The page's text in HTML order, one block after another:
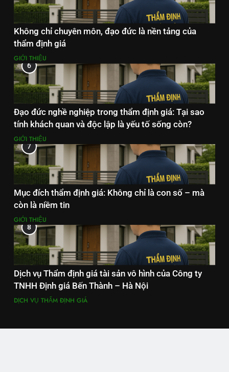
Không chỉ chuyên môn, đạo đức là nền tảng của
thẩm định giá
GIỚI THIỆU
6
Đạo đức nghề nghiệp trong thẩm định giá: Tại sao
tính khách quan và độc lập là yếu tố sống còn?
GIỚI THIỆU
7
Mục đích thẩm định giá: Không chỉ là con số – mà
còn là niềm tin
GIỚI THIỆU
8
Dịch vụ Thẩm định giá tài sản vô hình của Công ty
TNHH Định giá Bến Thành – Hà Nội
DỊCH VỤ THẨM ĐỊNH GIÁ